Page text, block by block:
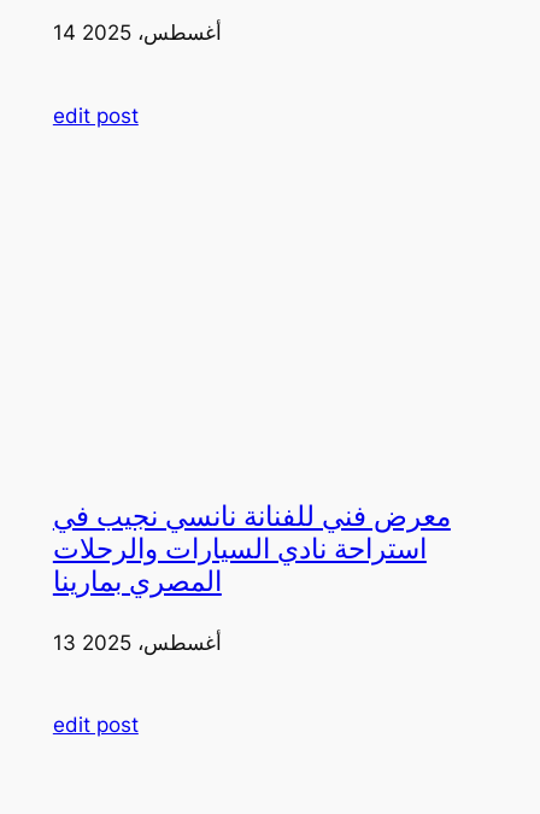
14 أغسطس، 2025
edit post
معرض فني للفنانة نانسي نجيب في
استراحة نادي السيارات والرحلات
المصري بمارينا
13 أغسطس، 2025
edit post